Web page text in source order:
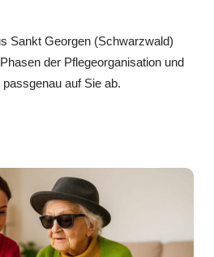
Sankt Georgen (Schwarzwald)
der Pflegeorganisation und
auf Sie ab.